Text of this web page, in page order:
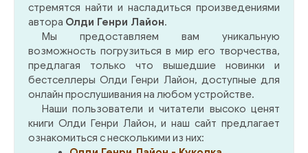
стремятся найти и насладиться произведениями
автора Олди Генри Лайон.
Мы предоставляем вам уникальную
возможность погрузиться в мир его творчества,
предлагая только что вышедшие новинки и
бестселлеры Олди Генри Лайон, доступные для
онлайн прослушивания на любом устройстве.
Наши пользователи и читатели высоко ценят
книги Олди Генри Лайон, и наш сайт предлагает
ознакомиться с несколькими из них: